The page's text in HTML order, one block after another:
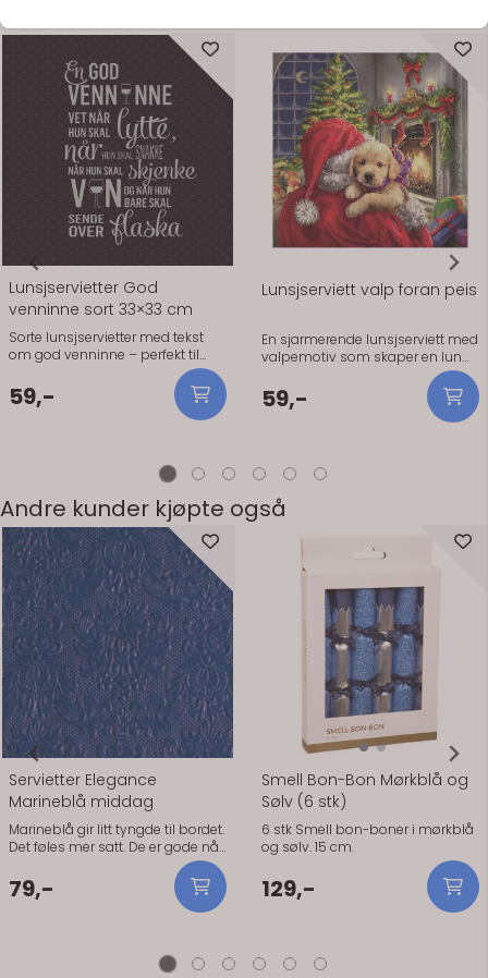
Se flere varianter
Lunsjservietter God
venninne sort 33×33 cm
Sorte lunsjservietter med tekst
om god venninne – perfekt til
59,-
Lunsjserviett valp foran peis
En sjarmerende lunsjserviett med
valpemotiv som skaper en lun
bordet. Perfekt til høst, vinter og
hyggelige sammenkomster hvor
59,-
Andre kunder kjøpte også
Servietter Elegance
Marineblå middag
Marineblå gir litt tyngde til bordet.
Det føles mer satt. De er gode når
du vil ha en tydelig kontrast.
Holder seg pene gjennom hele
måltidet og tåler litt bruk. Fargen
gjør seg spesielt godt mot hvitt
kontrast uten å bli skarp. Praktisk
På lager
79,-
Smell Bon-Bon Mørkblå og
Sølv (6 stk)
6 stk Smell bon-boner i mørkblå
og sølv. 15 cm.
På lager
129,-